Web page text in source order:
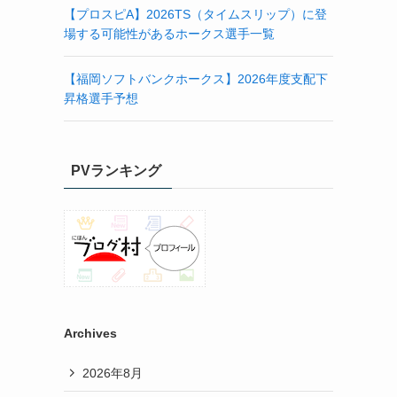
【プロスピA】2026TS（タイムスリップ）に登
場する可能性があるホークス選手一覧
【福岡ソフトバンクホークス】2026年度支配下
昇格選手予想
PVランキング
Archives
2026年8月